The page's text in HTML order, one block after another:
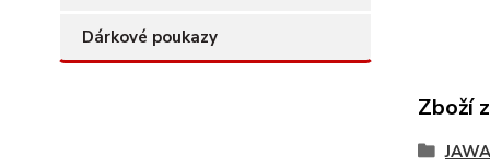
Dárkové poukazy
Zboží
JAWA